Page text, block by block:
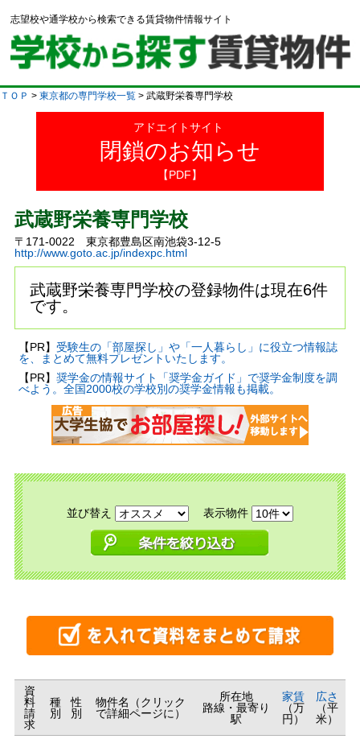
志望校や通学校から検索できる賃貸物件情報サイト
ＴＯＰ > 東京都の専門学校一覧 > 武蔵野栄養専門学校
アドエイトサイト
閉鎖のお知らせ
【PDF】
武蔵野栄養専門学校
〒171-0022 東京都豊島区南池袋3-12-5
http://www.goto.ac.jp/indexpc.html
武蔵野栄養専門学校の登録物件は現在6件
です。
【PR】 受験生の「部屋探し」や「一人暮らし」に役立つ情報誌
を、まとめて無料プレゼントいたします。
【PR】 奨学金の情報サイト「奨学金ガイド」で奨学金制度を調
べよう。全国2000校の学校別の奨学金情報も掲載。
並び替え 表示物件
資
料
請
求
種
別
性
別
物件名（クリック
で詳細ページに）
所在地
路線・最寄り
駅
家賃
（万
円）
広さ
（平
米）